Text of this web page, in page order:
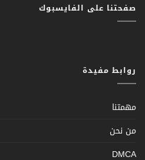
صفحتنا على الفايسبوك
روابط مفيدة
مهمتنا
من نحن
DMCA